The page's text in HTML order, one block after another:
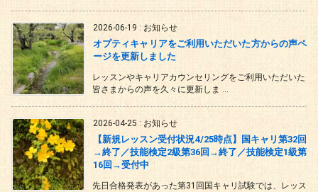
2026-06-19 : お知らせ
オプティキャリアをご利用いただいた方からの声ペ
ージを更新しました
レッスンやキャリアカウンセリングをご利用いただいた
皆さまからの声を久々に更新しま ...
2026-04-25 : お知らせ
【新規レッスン受付状況4/25時点】国キャリ第32回
→終了／技能検定2級第36回→終了／技能検定1級第
16回→受付中
先日合格発表があった第31回国キャリ試験では、レッス